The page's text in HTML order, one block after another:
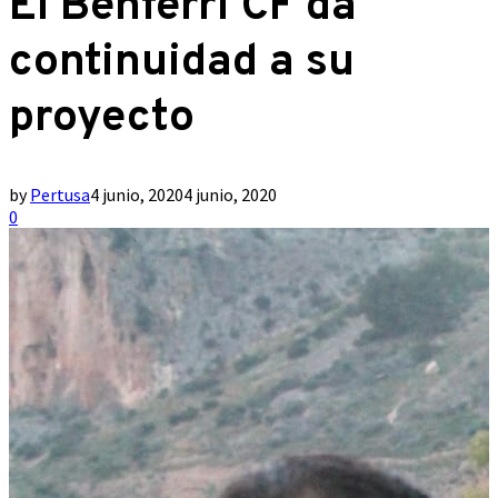
continuidad a su
proyecto
byPertusa4 junio, 20204 junio, 2020
0